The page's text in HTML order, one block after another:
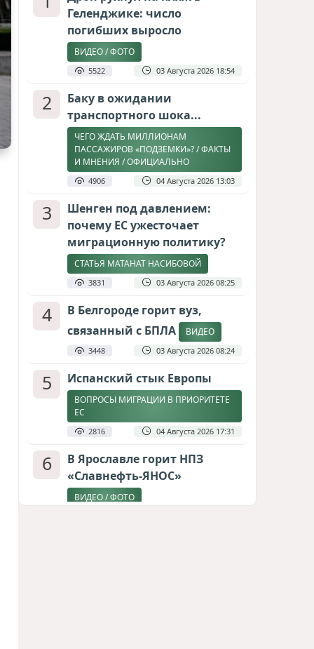
Геленджике: число
погибших выросло
ВИДЕО / ФОТО
5522 03 Августа 2026 18:54
2
Баку в ожидании
транспортного шока...
ЧЕГО ЖДАТЬ МИЛЛИОНАМ
ПАССАЖИРОВ «ПОДЗЕМКИ»? / ФАКТЫ
И МНЕНИЯ / ОФИЦИАЛЬНО
4906 04 Августа 2026 13:03
3
Шенген под давлением:
почему ЕС ужесточает
миграционную политику?
СТАТЬЯ МАТАНАТ НАСИБОВОЙ
3831 03 Августа 2026 08:25
4
В Белгороде горит вуз,
связанный с БПЛА
ВИДЕО
3448 03 Августа 2026 08:24
5 Испанский стык Европы
ВОПРОСЫ МИГРАЦИИ В ПРИОРИТЕТЕ
ЕС
2816 04 Августа 2026 17:31
6
В Ярославле горит НПЗ
«Славнефть-ЯНОС»
ВИДЕО / ФОТО